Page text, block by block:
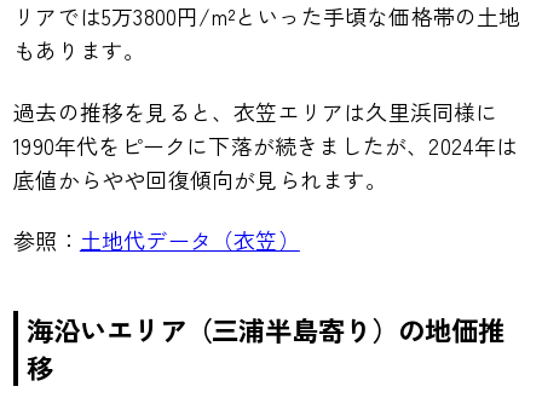
リアでは5万3800円/m²といった手頃な価格帯の土地
もあります。
過去の推移を見ると、衣笠エリアは久里浜同様に
1990年代をピークに下落が続きましたが、2024年は
底値からやや回復傾向が見られます。
参照： 土地代データ（衣笠）
海沿いエリア（三浦半島寄り）の地価推
移